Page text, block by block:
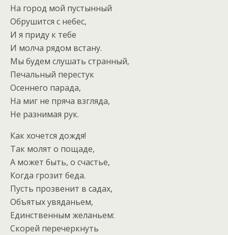
На город мой пустынный
Обрушится с небес,
И я приду к тебе
И молча рядом встану.
Мы будем слушать странный,
Печальный перестук
Осеннего парада,
На миг не пряча взгляда,
Не разнимая рук.
Как хочется дождя!
Так молят о пощаде,
А может быть, о счастье,
Когда грозит беда.
Пусть прозвенит в садах,
Объятых увяданьем,
Единственным желаньем:
Скорей перечеркнуть